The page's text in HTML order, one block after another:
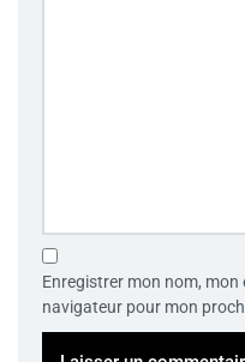
Enregistrer mon nom, mon
navigateur pour mon